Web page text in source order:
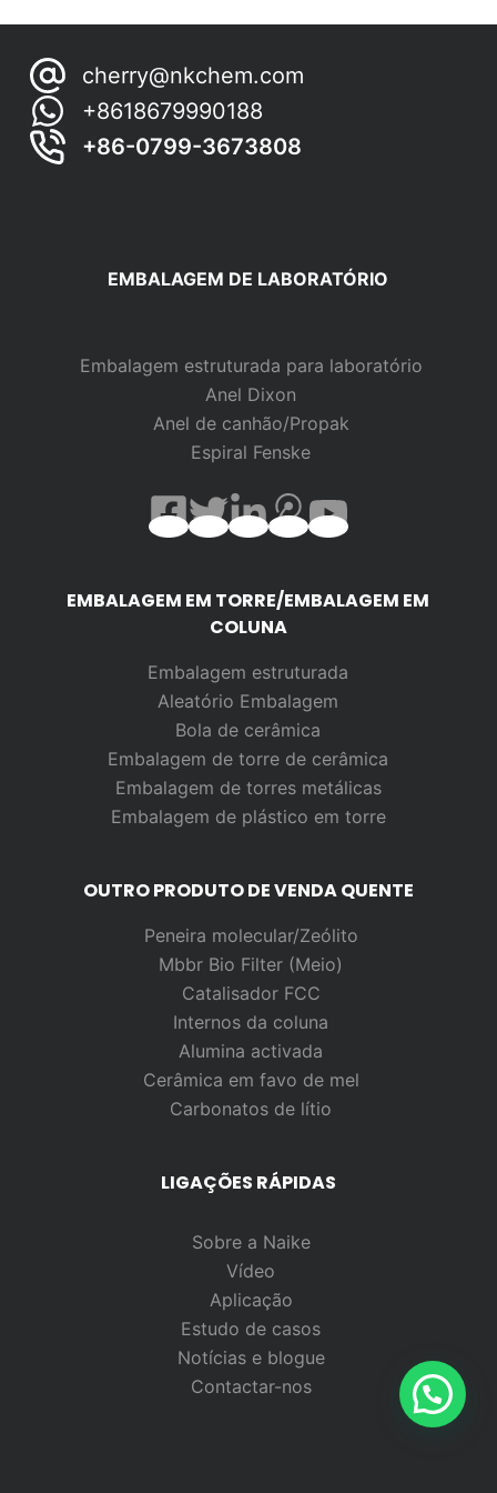
o
cherry@nkchem.com
+8618679990188
+86-0799-3673808
EMBALAGEM DE LABORATÓRIO
Embalagem estruturada para laboratório
Anel Dixon
Anel de canhão/Propak
Espiral Fenske
EMBALAGEM EM TORRE/EMBALAGEM EM
COLUNA
Embalagem estruturada
Aleatório Embalagem
Bola de cerâmica
Embalagem de torre de cerâmica
Embalagem de torres metálicas
Embalagem de plástico em torre
OUTRO PRODUTO DE VENDA QUENTE
Peneira molecular/Zeólito
Mbbr Bio Filter (Meio)
Catalisador FCC
Internos da coluna
Alumina activada
Cerâmica em favo de mel
Carbonatos de lítio
LIGAÇÕES RÁPIDAS
Sobre a Naike
Vídeo
Aplicação
Estudo de casos
Notícias e blogue
Contactar-nos